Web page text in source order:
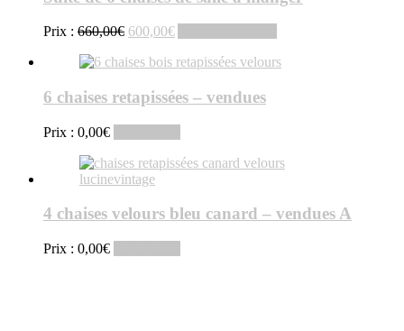
Prix : 660,00€ Le
initial
660,00€.
600,00€Le
actuel
600,00€.
6 chaises retapissées – vendues
Prix : 0,00€
4 chaises velours bleu canard – vendues A
Prix : 0,00€